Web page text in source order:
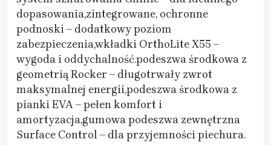
dopasowania,zintegrowane, ochronne
podnoski – dodatkowy poziom
zabezpieczenia,wkładki OrthoLite X55 –
wygoda i oddychalność.podeszwa środkowa z
geometrią Rocker – długotrwały zwrot
maksymalnej energii,podeszwa środkowa z
pianki EVA – pełen komfort i
amortyzacja,gumowa podeszwa zewnętrzna
Surface Control – dla przyjemności piechura.